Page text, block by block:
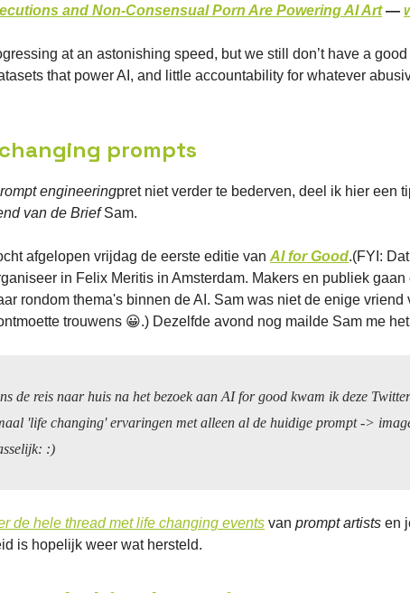
and Non-Consensual Porn Are Powering AI Art—
at an astonishing speed, but we still don’t have a
that power AI, and little accountability for whatever
prompts
engineeringpret niet verder te bederven, deel ik hier een
van de BriefSam.
afgelopen vrijdag de eerste editie van AI for Good.(FYI:
in Felix Meritis in Amsterdam. Makers en publiek gaan
rondom thema's binnen de AI. Sam was niet de enige vriend
trouwens 😀.) Dezelfde avond nog mailde Sam me
de reis naar huis na het bezoek aan AI for good kwam ik deze
'life changing' ervaringen met alleen al de huidige prompt ->
:)
de hele thread metlife changing events van prompt artists en
is hopelijk weer wat hersteld.